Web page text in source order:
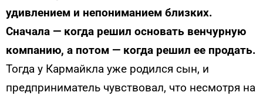
удивлением и непониманием близких.
Сначала — когда решил основать венчурную
компанию, а потом — когда решил ее продать.
Тогда у Кармайкла уже родился сын, и
предприниматель чувствовал, что несмотря на